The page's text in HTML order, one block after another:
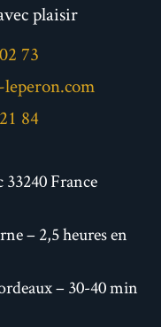
plaisir
73
leperon.com
84
France
– 2,5 heures en
– 30-40 min